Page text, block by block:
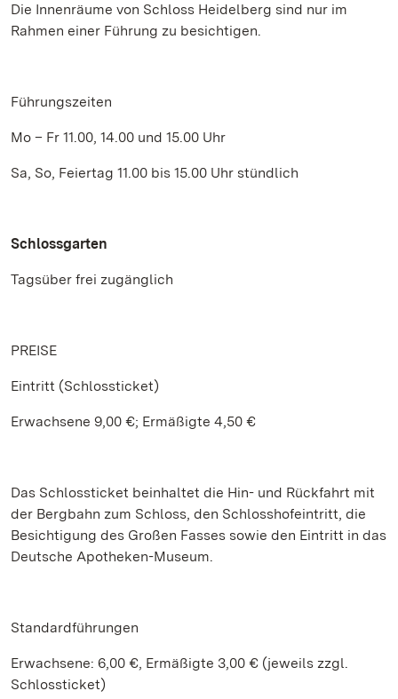
Die Innenräume von Schloss Heidelberg sind nur im
Rahmen einer Führung zu besichtigen.
Führungszeiten
Mo – Fr 11.00, 14.00 und 15.00 Uhr
Sa, So, Feiertag 11.00 bis 15.00 Uhr stündlich
Schlossgarten
Tagsüber frei zugänglich
PREISE
Eintritt (Schlossticket)
Erwachsene 9,00 €; Ermäßigte 4,50 €
Das Schlossticket beinhaltet die Hin- und Rückfahrt mit
der Bergbahn zum Schloss, den Schlosshofeintritt, die
Besichtigung des Großen Fasses sowie den Eintritt in das
Deutsche Apotheken-Museum.
Standardführungen
Erwachsene: 6,00 €, Ermäßigte 3,00 € (jeweils zzgl.
Schlossticket)